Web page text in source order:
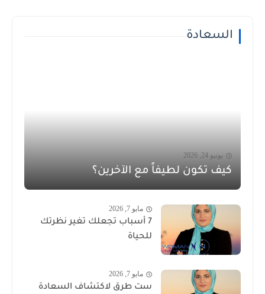
السعادة
يونيو 24, 2026
كيف تكون لطيفاً مع الآخرين؟
مايو 7, 2026
7 أسباب تجعلك تغير نظرتك
للحياة
مايو 7, 2026
ست طرق لاكتشاف السعادة